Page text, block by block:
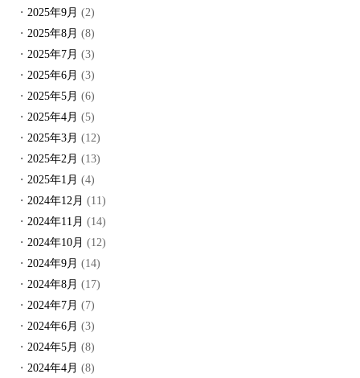
2025年9月 (2)
2025年8月 (8)
2025年7月 (3)
2025年6月 (3)
2025年5月 (6)
2025年4月 (5)
2025年3月 (12)
2025年2月 (13)
2025年1月 (4)
2024年12月 (11)
2024年11月 (14)
2024年10月 (12)
2024年9月 (14)
2024年8月 (17)
2024年7月 (7)
2024年6月 (3)
2024年5月 (8)
2024年4月 (8)